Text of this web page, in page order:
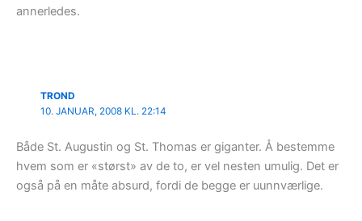
annerledes.
TROND
10. JANUAR, 2008 KL. 22:14
Både St. Augustin og St. Thomas er giganter. Å bestemme
hvem som er «størst» av de to, er vel nesten umulig. Det er
også på en måte absurd, fordi de begge er uunnværlige.